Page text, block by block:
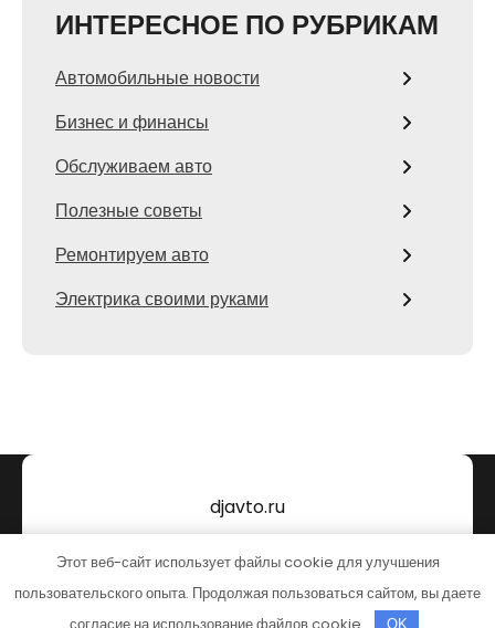
ИНТЕРЕСНОЕ ПО РУБРИКАМ
Автомобильные новости
Бизнес и финансы
Обслуживаем авто
Полезные советы
Ремонтируем авто
Электрика своими руками
djavto.ru
Тема от Grace Themes
Этот веб-сайт использует файлы cookie для улучшения
пользовательского опыта. Продолжая пользоваться сайтом, вы даете
OK